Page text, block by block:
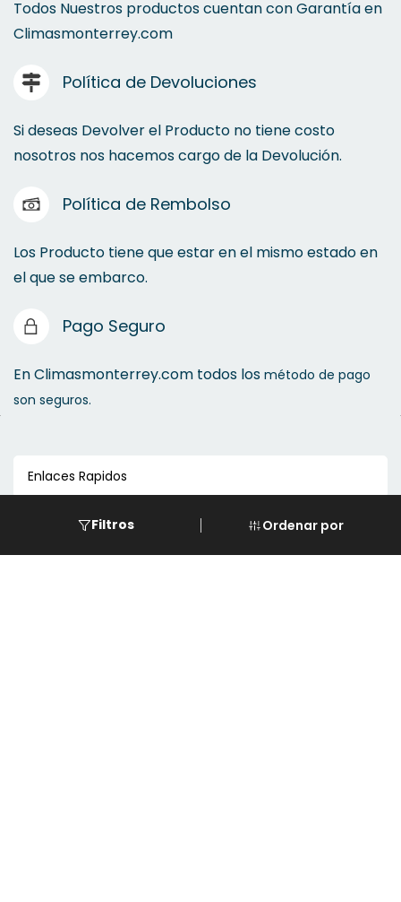
Ordenar por
Filtros
Todos Nuestros productos cuentan con Garantía en
Climasmonterrey.com
Política de Devoluciones
Si deseas Devolver el Producto no tiene costo
nosotros nos hacemos cargo de la Devolución.
Política de Rembolso
Los Producto tiene que estar en el mismo estado en
el que se embarco.
Pago Seguro
En Climasmonterrey.com todos los método de pago
son seguros.
Enlaces Rapidos
Formas de Pago